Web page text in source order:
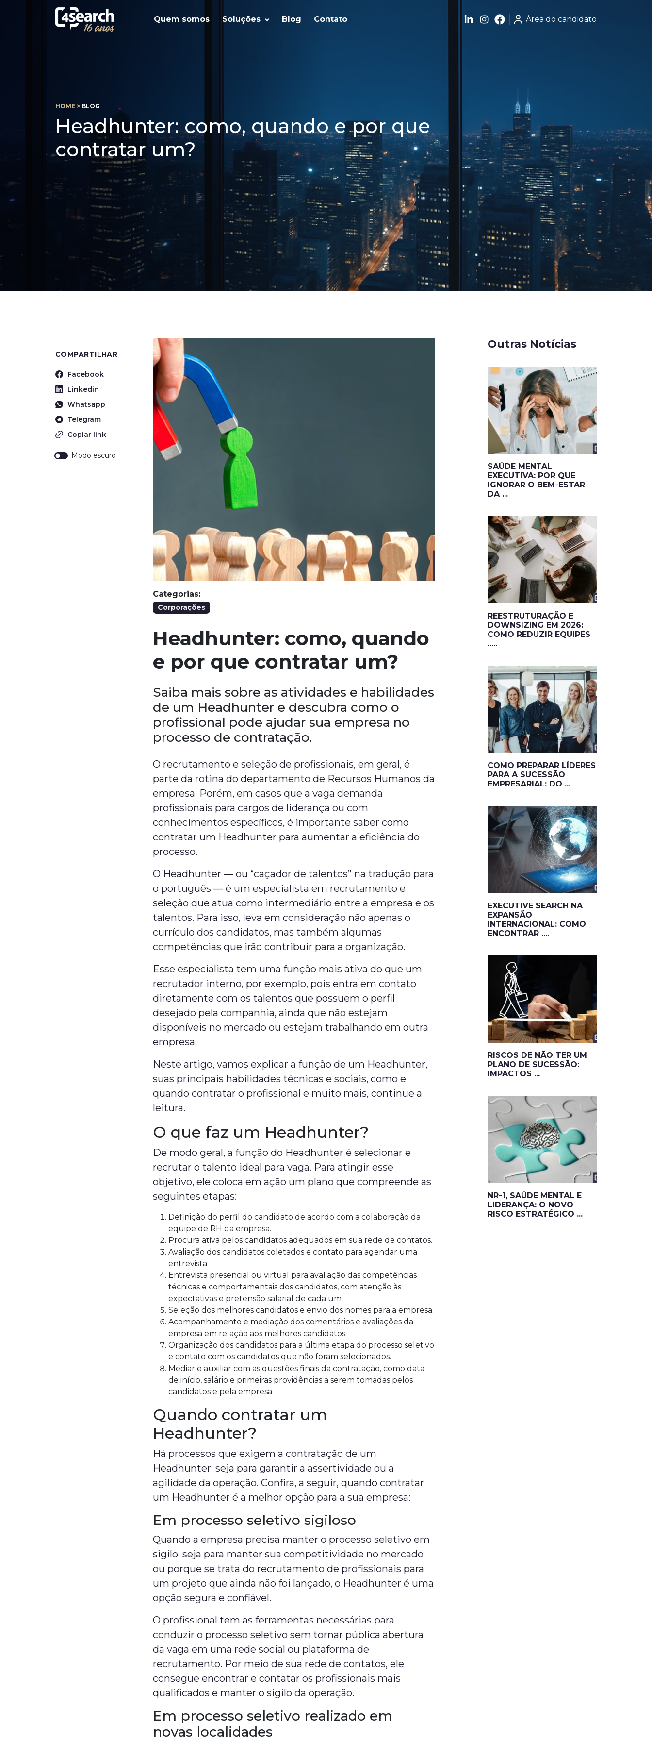
Quem somos Soluções Blog Contato Área do candidato
HOME > BLOG
Headhunter: como, quando e por que
contratar um?
COMPARTILHAR
Facebook
Linkedin
Whatsapp
Telegram
Copiar link
Modo escuro
Categorias:
Corporações
Headhunter: como, quando
e por que contratar um?
Saiba mais sobre as atividades e habilidades
de um Headhunter e descubra como o
profissional pode ajudar sua empresa no
processo de contratação.
O recrutamento e seleção de profissionais, em geral, é
parte da rotina do departamento de Recursos Humanos da
empresa. Porém, em casos que a vaga demanda
profissionais para cargos de liderança ou com
conhecimentos específicos, é importante saber como
contratar um Headhunter para aumentar a eficiência do
processo.
O Headhunter — ou “caçador de talentos” na tradução para
o português — é um especialista em recrutamento e
seleção que atua como intermediário entre a empresa e os
talentos. Para isso, leva em consideração não apenas o
currículo dos candidatos, mas também algumas
competências que irão contribuir para a organização.
Esse especialista tem uma função mais ativa do que um
recrutador interno, por exemplo, pois entra em contato
diretamente com os talentos que possuem o perfil
desejado pela companhia, ainda que não estejam
disponíveis no mercado ou estejam trabalhando em outra
empresa.
Neste artigo, vamos explicar a função de um Headhunter,
suas principais habilidades técnicas e sociais, como e
quando contratar o profissional e muito mais, continue a
leitura.
O que faz um Headhunter?
De modo geral, a função do Headhunter é selecionar e
recrutar o talento ideal para vaga. Para atingir esse
objetivo, ele coloca em ação um plano que compreende as
seguintes etapas:
Definição do perfil do candidato de acordo com a colaboração da
equipe de RH da empresa.
Procura ativa pelos candidatos adequados em sua rede de contatos.
Avaliação dos candidatos coletados e contato para agendar uma
entrevista.
Entrevista presencial ou virtual para avaliação das competências
técnicas e comportamentais dos candidatos, com atenção às
expectativas e pretensão salarial de cada um.
Seleção dos melhores candidatos e envio dos nomes para a empresa.
Acompanhamento e mediação dos comentários e avaliações da
empresa em relação aos melhores candidatos.
Organização dos candidatos para a última etapa do processo seletivo
e contato com os candidatos que não foram selecionados.
Mediar e auxiliar com as questões finais da contratação, como data
de início, salário e primeiras providências a serem tomadas pelos
candidatos e pela empresa.
Quando contratar um
Headhunter?
Há processos que exigem a contratação de um
Headhunter, seja para garantir a assertividade ou a
agilidade da operação. Confira, a seguir, quando contratar
um Headhunter é a melhor opção para a sua empresa:
Em processo seletivo sigiloso
Quando a empresa precisa manter o processo seletivo em
sigilo, seja para manter sua competitividade no mercado
ou porque se trata do recrutamento de profissionais para
um projeto que ainda não foi lançado, o Headhunter é uma
opção segura e confiável.
O profissional tem as ferramentas necessárias para
conduzir o processo seletivo sem tornar pública abertura
da vaga em uma rede social ou plataforma de
recrutamento. Por meio de sua rede de contatos, ele
consegue encontrar e contatar os profissionais mais
qualificados e manter o sigilo da operação.
Em processo seletivo realizado em
novas localidades
Outras Notícias
SAÚDE MENTAL
EXECUTIVA: POR QUE
IGNORAR O BEM-ESTAR
DA ...
REESTRUTURAÇÃO E
DOWNSIZING EM 2026:
COMO REDUZIR EQUIPES
.....
COMO PREPARAR LÍDERES
PARA A SUCESSÃO
EMPRESARIAL: DO ...
EXECUTIVE SEARCH NA
EXPANSÃO
INTERNACIONAL: COMO
ENCONTRAR ....
RISCOS DE NÃO TER UM
PLANO DE SUCESSÃO:
IMPACTOS ...
NR-1, SAÚDE MENTAL E
LIDERANÇA: O NOVO
RISCO ESTRATÉGICO ...